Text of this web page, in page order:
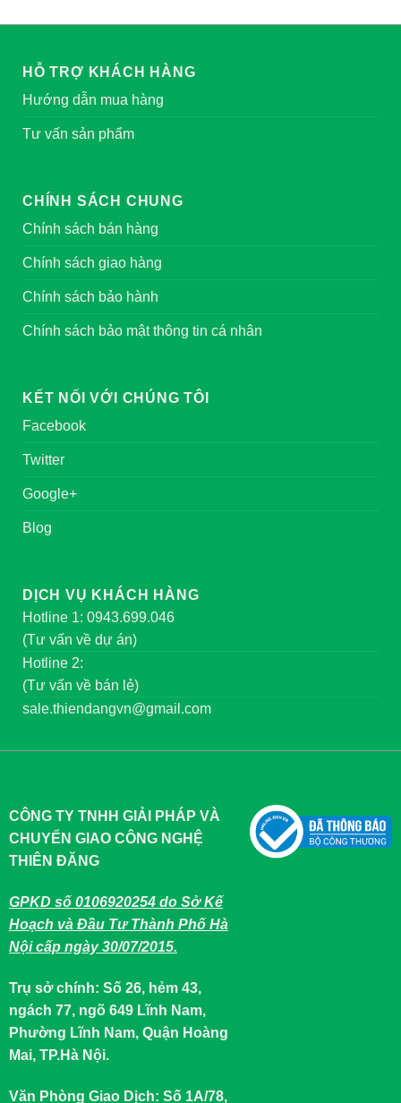
HỖ TRỢ KHÁCH HÀNG
Hướng dẫn mua hàng
Tư vấn sản phẩm
CHÍNH SÁCH CHUNG
Chính sách bán hàng
Chính sách giao hàng
Chính sách bảo hành
Chính sách bảo mật thông tin cá nhân
KẾT NỐI VỚI CHÚNG TÔI
Facebook
Twitter
Google+
Blog
DỊCH VỤ KHÁCH HÀNG
Hotline 1: 0943.699.046
(Tư vấn về dự án)
Hotline 2:
(Tư vấn về bán lẻ)
sale.thiendangvn@gmail.com
CÔNG TY TNHH GIẢI PHÁP VÀ
CHUYỂN GIAO CÔNG NGHỆ
THIÊN ĐĂNG
GPKD số 0106920254 do Sở Kế
Hoạch và Đầu Tư Thành Phố Hà
Nội cấp ngày 30/07/2015.
Trụ sở chính: Số 26, hẻm 43,
ngách 77, ngõ 649 Lĩnh Nam,
Phường Lĩnh Nam, Quận Hoàng
Mai, TP.Hà Nội.
Văn Phòng Giao Dịch: Số 1A/78,